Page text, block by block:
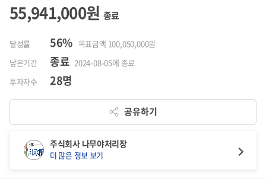
55,941,000원 종료
달성률 56% 목표금액 100,050,000원
남은기간
종료 2024-08-05에 종료
투자자수
28명
공유하기
주식회사 나무야처리장
더 많은 정보 보기